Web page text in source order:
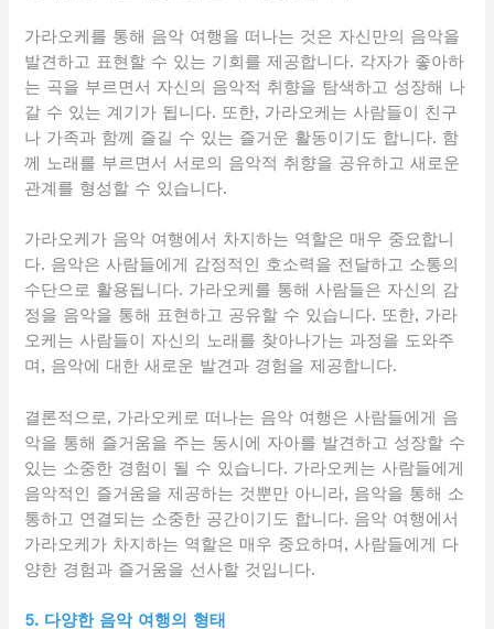
가라오케를 통해 음악 여행을 떠나는 것은 자신만의 음악을
발견하고 표현할 수 있는 기회를 제공합니다. 각자가 좋아하
는 곡을 부르면서 자신의 음악적 취향을 탐색하고 성장해 나
갈 수 있는 계기가 됩니다. 또한, 가라오케는 사람들이 친구
나 가족과 함께 즐길 수 있는 즐거운 활동이기도 합니다. 함
께 노래를 부르면서 서로의 음악적 취향을 공유하고 새로운
관계를 형성할 수 있습니다.
가라오케가 음악 여행에서 차지하는 역할은 매우 중요합니
다. 음악은 사람들에게 감정적인 호소력을 전달하고 소통의
수단으로 활용됩니다. 가라오케를 통해 사람들은 자신의 감
정을 음악을 통해 표현하고 공유할 수 있습니다. 또한, 가라
오케는 사람들이 자신의 노래를 찾아나가는 과정을 도와주
며, 음악에 대한 새로운 발견과 경험을 제공합니다.
결론적으로, 가라오케로 떠나는 음악 여행은 사람들에게 음
악을 통해 즐거움을 주는 동시에 자아를 발견하고 성장할 수
있는 소중한 경험이 될 수 있습니다. 가라오케는 사람들에게
음악적인 즐거움을 제공하는 것뿐만 아니라, 음악을 통해 소
통하고 연결되는 소중한 공간이기도 합니다. 음악 여행에서
가라오케가 차지하는 역할은 매우 중요하며, 사람들에게 다
양한 경험과 즐거움을 선사할 것입니다.
5. 다양한 음악 여행의 형태